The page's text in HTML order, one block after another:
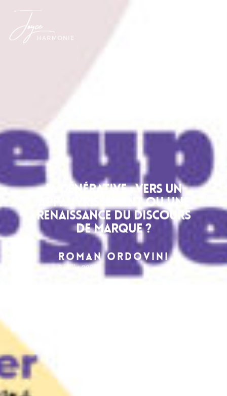
IA générative : vers un
appauvrissement ou une
renaissance du discours
de marque ?
Roman Ordovini
3 juillet 2025